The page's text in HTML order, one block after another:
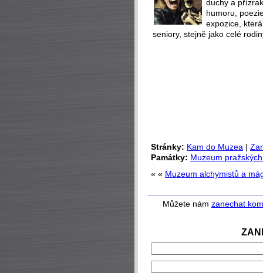
duchy a
humoru,
expozice,
seniory, stejně jako celé
Stránky: Kam do Muzea |
Památky: Muzeum
« « Muzeum alchymistů a
Můžete nám zanechat